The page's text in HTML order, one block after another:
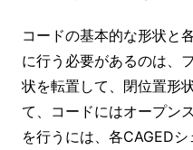
コードの基本的な形状と
に行う必要があるのは、
状を転置して、閉位置形
て、コードにはオープン
を行うには、各CAGED